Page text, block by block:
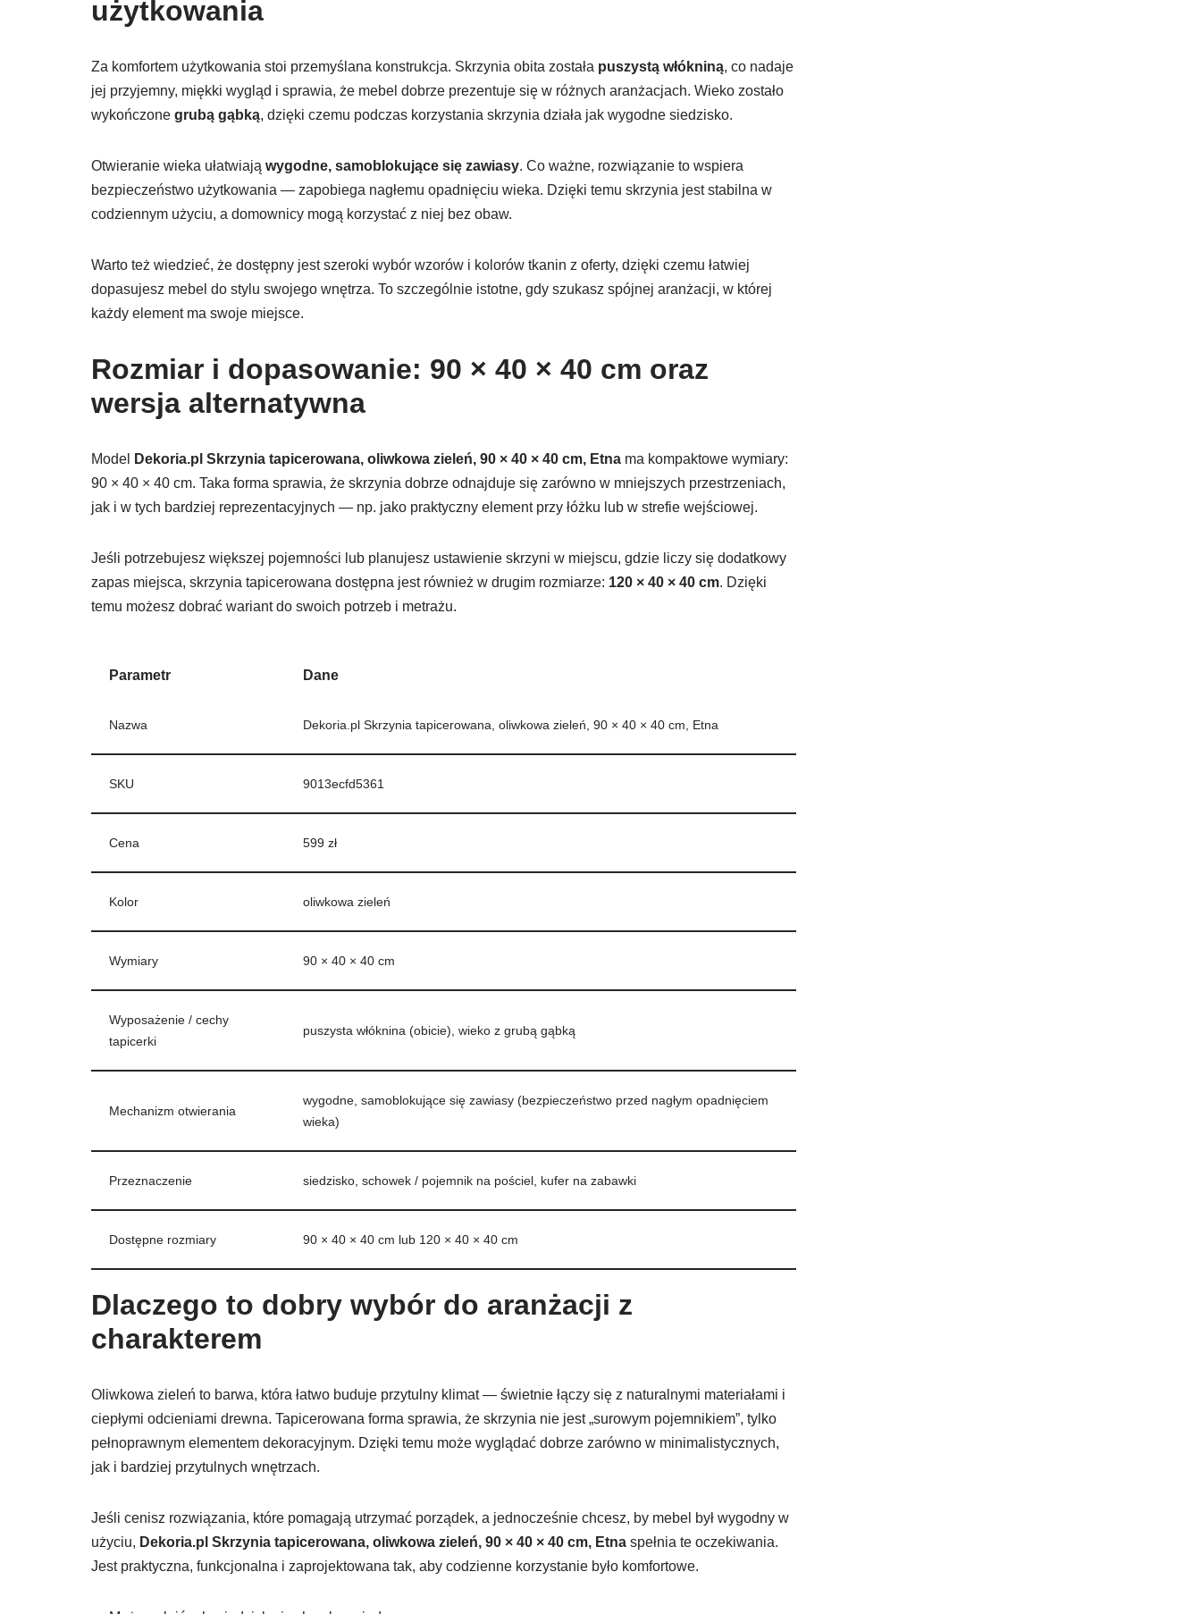
użytkowania
Za komfortem użytkowania stoi przemyślana konstrukcja. Skrzynia obita została puszystą włókniną, co nadaje
jej przyjemny, miękki wygląd i sprawia, że mebel dobrze prezentuje się w różnych aranżacjach. Wieko zostało
wykończone grubą gąbką, dzięki czemu podczas korzystania skrzynia działa jak wygodne siedzisko.
Otwieranie wieka ułatwiają wygodne, samoblokujące się zawiasy. Co ważne, rozwiązanie to wspiera
bezpieczeństwo użytkowania — zapobiega nagłemu opadnięciu wieka. Dzięki temu skrzynia jest stabilna w
codziennym użyciu, a domownicy mogą korzystać z niej bez obaw.
Warto też wiedzieć, że dostępny jest szeroki wybór wzorów i kolorów tkanin z oferty, dzięki czemu łatwiej
dopasujesz mebel do stylu swojego wnętrza. To szczególnie istotne, gdy szukasz spójnej aranżacji, w której
każdy element ma swoje miejsce.
Rozmiar i dopasowanie: 90 × 40 × 40 cm oraz
wersja alternatywna
Model Dekoria.pl Skrzynia tapicerowana, oliwkowa zieleń, 90 × 40 × 40 cm, Etna ma kompaktowe wymiary:
90 × 40 × 40 cm. Taka forma sprawia, że skrzynia dobrze odnajduje się zarówno w mniejszych przestrzeniach,
jak i w tych bardziej reprezentacyjnych — np. jako praktyczny element przy łóżku lub w strefie wejściowej.
Jeśli potrzebujesz większej pojemności lub planujesz ustawienie skrzyni w miejscu, gdzie liczy się dodatkowy
zapas miejsca, skrzynia tapicerowana dostępna jest również w drugim rozmiarze: 120 × 40 × 40 cm. Dzięki
temu możesz dobrać wariant do swoich potrzeb i metrażu.
Parametr Dane
Nazwa Dekoria.pl Skrzynia tapicerowana, oliwkowa zieleń, 90 × 40 × 40 cm, Etna
SKU 9013ecfd5361
Cena 599 zł
Kolor oliwkowa zieleń
Wymiary 90 × 40 × 40 cm
Wyposażenie / cechy
tapicerki
puszysta włóknina (obicie), wieko z grubą gąbką
Mechanizm otwierania
wygodne, samoblokujące się zawiasy (bezpieczeństwo przed nagłym opadnięciem
wieka)
Przeznaczenie siedzisko, schowek / pojemnik na pościel, kufer na zabawki
Dostępne rozmiary 90 × 40 × 40 cm lub 120 × 40 × 40 cm
Dlaczego to dobry wybór do aranżacji z
charakterem
Oliwkowa zieleń to barwa, która łatwo buduje przytulny klimat — świetnie łączy się z naturalnymi materiałami i
ciepłymi odcieniami drewna. Tapicerowana forma sprawia, że skrzynia nie jest „surowym pojemnikiem”, tylko
pełnoprawnym elementem dekoracyjnym. Dzięki temu może wyglądać dobrze zarówno w minimalistycznych,
jak i bardziej przytulnych wnętrzach.
Jeśli cenisz rozwiązania, które pomagają utrzymać porządek, a jednocześnie chcesz, by mebel był wygodny w
użyciu, Dekoria.pl Skrzynia tapicerowana, oliwkowa zieleń, 90 × 40 × 40 cm, Etna spełnia te oczekiwania.
Jest praktyczna, funkcjonalna i zaprojektowana tak, aby codzienne korzystanie było komfortowe.